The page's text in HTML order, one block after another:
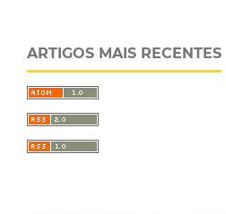
ARTIGOS MAIS RECENTES